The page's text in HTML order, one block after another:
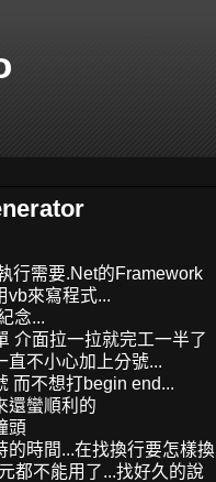
行需要.Net的Framework
vb來寫程式...
念...
介面拉一拉就完工一半了
直不小心加上分號...
而不想打begin end...
還蠻順利的
頭
的時間...在找換行要怎樣換
都不能用了...找好久的說